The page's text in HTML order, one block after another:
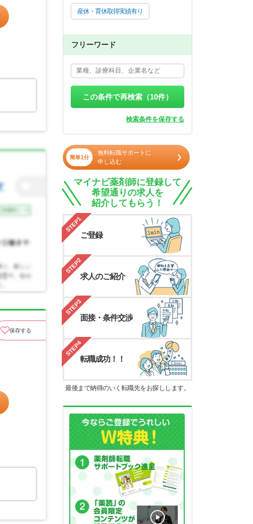
保存する
産休・育休取得実績有り
フリーワード
この条件で再検索（10件）
検索条件を保存する
簡単1分
無料転職サポートに
申し込む
マイナビ薬剤師に登録して
希望通りの求人を
紹介してもらう！
STEP1
ご登録
STEP2
求人のご紹介
STEP3
面接・条件交渉
STEP4
転職成功！！
最後まで納得のいく転職先をお探しします。